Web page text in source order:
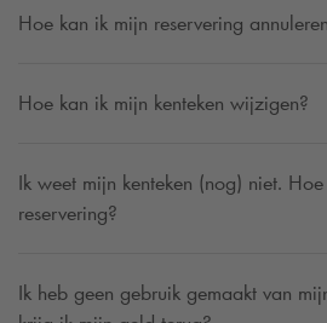
Hoe kan ik mijn reservering
Hoe kan ik mijn kenteken wijzigen?
Ik weet mijn kenteken (nog) niet.
reservering?
Ik heb geen gebruik gemaakt van